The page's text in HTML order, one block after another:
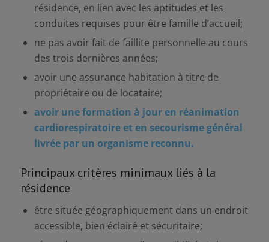
résidence, en lien avec les aptitudes et les
conduites requises pour être famille d’accueil;
ne pas avoir fait de faillite personnelle au cours
des trois dernières années;
avoir une assurance habitation à titre de
propriétaire ou de locataire;
avoir une formation à jour en réanimation
cardiorespiratoire et en secourisme général
livrée par un organisme reconnu.
Principaux critères minimaux liés à la
résidence
être située géographiquement dans un endroit
accessible, bien éclairé et sécuritaire;